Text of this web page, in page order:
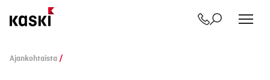
sisältöön
Yhteystiedot
Etsi
Ajankohtaista /